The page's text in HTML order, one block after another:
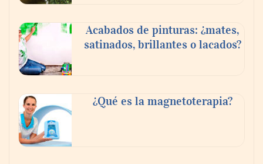
Última llamada: los destinos con las
mayores caídas de precios para este
agosto, según KAYAK
Sigüenza abre la II Vuelta Ciclista Castilla-
La Mancha LEADER
Acabados de pinturas: ¿mates,
satinados, brillantes o lacados?
¿Qué es la magnetoterapia?